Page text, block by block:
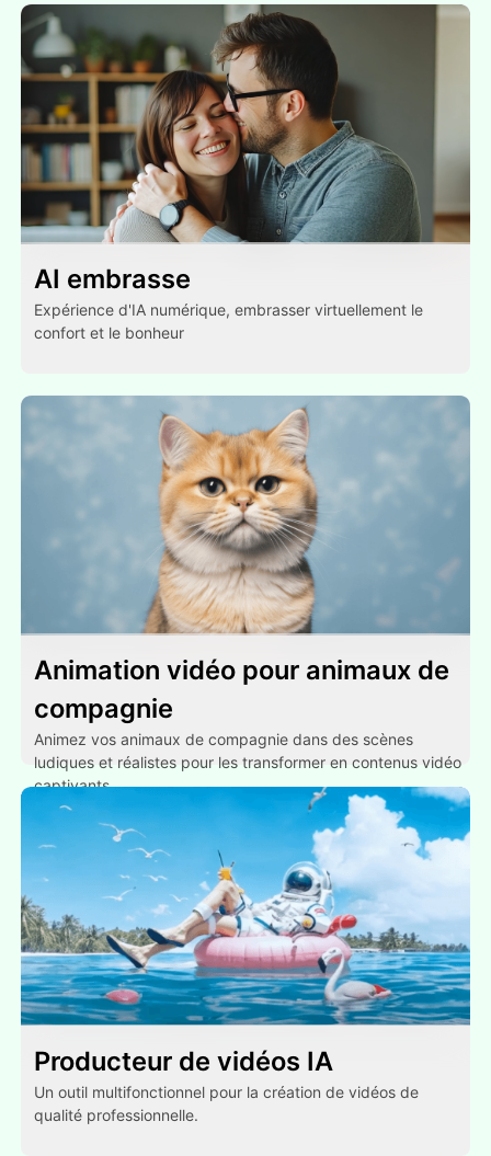
AI embrasse
Expérience d'IA numérique, embrasser virtuellement le
confort et le bonheur
Animation vidéo pour animaux de
compagnie
Animez vos animaux de compagnie dans des scènes
ludiques et réalistes pour les transformer en contenus vidéo
captivants.
Producteur de vidéos IA
Un outil multifonctionnel pour la création de vidéos de
qualité professionnelle.